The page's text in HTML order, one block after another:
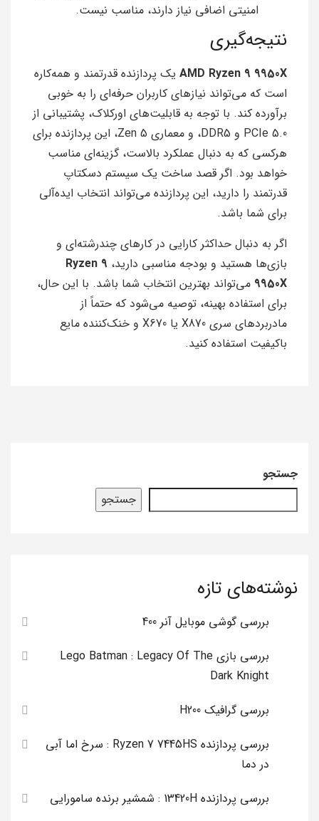
امنیتی اضافی نیاز دارند، مناسب نیست.
نتیجه‌گیری
AMD Ryzen 9 9950X یک پردازنده قدرتمند و همه‌کاره
است که می‌تواند نیازهای کاربران حرفه‌ای را به خوبی
برآورده کند. با توجه به قابلیت‌های اورکلاک، پشتیبانی از
PCIe 5.0 و DDR5، و معماری Zen 5، این پردازنده برای
هرکسی که به دنبال عملکرد بالاست، گزینه‌ای مناسب
خواهد بود. اگر قصد ساخت یک سیستم دسکتاپ
قدرتمند را دارید، این پردازنده می‌تواند انتخاب ایده‌آلی
برای شما باشد.
اگر به دنبال حداکثر کارایی در کارهای چندرشته‌ای و
بازی‌ها هستید و بودجه مناسبی دارید، Ryzen 9
9950X می‌تواند بهترین انتخاب شما باشد. با این حال،
برای استفاده بهینه، توصیه می‌شود که حتماً از
مادربردهای سری X870 یا X670 و خنک‌کننده مایع
باکیفیت استفاده کنید.
جستجو
جستجو
نوشته‌های تازه
بررسی گوشی موبایل آنر 400
بررسی بازی Lego Batman : Legacy Of The
Dark Knight
بررسی گرافیک H200
بررسی پردازنده Ryzen 7 7445HS : سرخ اما آبی
در دما
بررسی پردازنده 13420H : شمشیر برنده سامورایی